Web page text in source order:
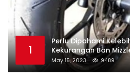
1
Perlu Dipahami
Kekurangan Ban
May 15, 2023 9489